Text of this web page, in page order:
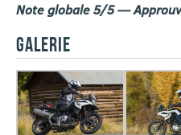
Note globale 5/5 —
GALERIE